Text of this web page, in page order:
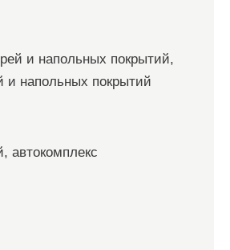
и напольных покрытий,
и напольных покрытий
автокомплекс